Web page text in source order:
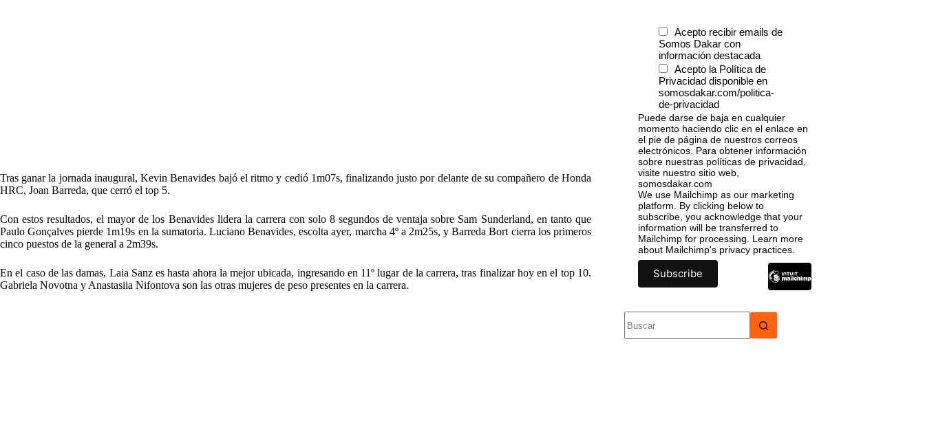
Tras ganar la jornada inaugural, Kevin Benavides bajó el ritmo y cedió 1m07s, finalizando justo por delante de su compañero de Honda
HRC, Joan Barreda, que cerró el top 5.
Con estos resultados, el mayor de los Benavides lidera la carrera con solo 8 segundos de ventaja sobre Sam Sunderland, en tanto que
Paulo Gonçalves pierde 1m19s en la sumatoria. Luciano Benavides, escolta ayer, marcha 4º a 2m25s, y Barreda Bort cierra los primeros
cinco puestos de la general a 2m39s.
En el caso de las damas, Laia Sanz es hasta ahora la mejor ubicada, ingresando en 11º lugar de la carrera, tras finalizar hoy en el top 10.
Gabriela Novotna y Anastasiia Nifontova son las otras mujeres de peso presentes en la carrera.
Acepto recibir emails de
Somos Dakar con
información destacada
Acepto la Política de
Privacidad disponible en
somosdakar.com/politica-
de-privacidad
Puede darse de baja en cualquier
momento haciendo clic en el enlace en
el pie de página de nuestros correos
electrónicos. Para obtener información
sobre nuestras políticas de privacidad,
visite nuestro sitio web,
somosdakar.com
We use Mailchimp as our marketing
platform. By clicking below to
subscribe, you acknowledge that your
information will be transferred to
Mailchimp for processing. Learn more
about Mailchimp's privacy practices.